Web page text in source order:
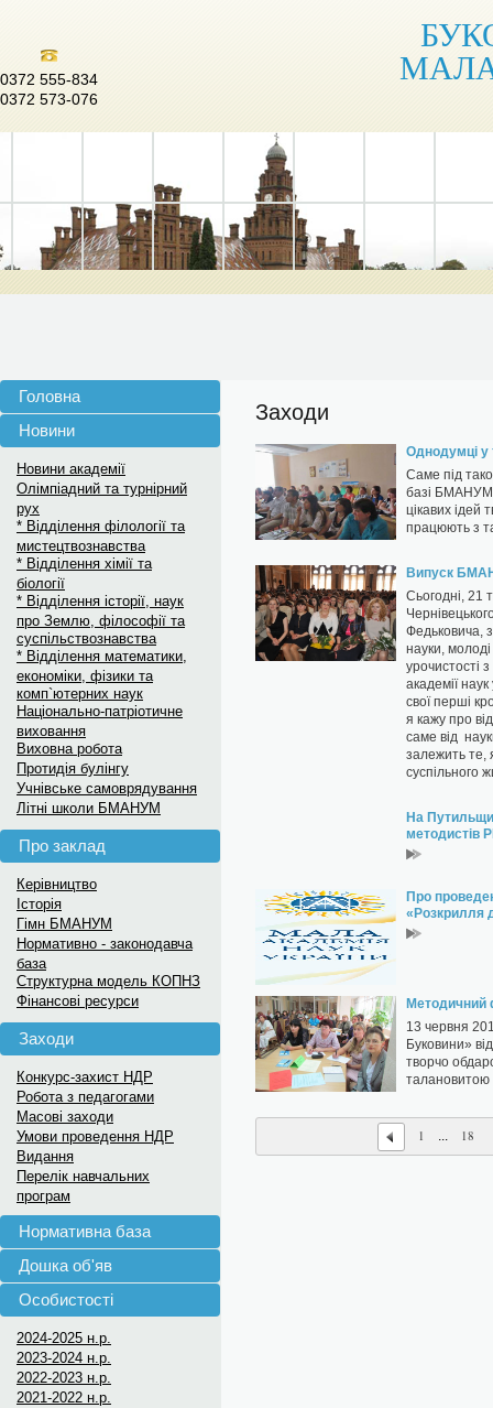
0372 555-834
0372 573-076
Головна
Новини
Новини академії
Олімпіадний та турнірний
рух
* Відділення філології та
мистецтвознавства
* Відділення хімії та
біології
* Відділення історії, наук
про Землю, філософії та
суспільствознавства
* Відділення математики,
економіки, фізики та
комп`ютерних наук
Національно-патріотичне
виховання
Виховна робота
Протидія булінгу
Учнівське самоврядування
Літні школи БМАНУМ
Про заклад
Керівництво
Історія
Гімн БМАНУМ
Нормативно - законодавча
база
Структурна модель КОПНЗ
Фінансові ресурси
Заходи
Конкурс-захист НДР
Робота з педагогами
Масові заходи
Умови проведення НДР
Видання
Перелік навчальних
програм
Нормативна база
Дошка об'яв
Особистості
2024-2025 н.р.
2023-2024 н.р.
2022-2023 н.р.
2021-2022 н.р.
Заходи
Однодумці у
Саме під
базі БМАНУМ
цікавих ідей
працюють з
Випуск
Сьогодні, 21
Федьковича,
науки,
урочистості
академії
свої перші
я кажу про
саме від
залежить те,
суспільного
На
методистів
Про
«Розкрилля
Методичний
13 червня
Буковини»
творчо
талановитою
1 ... 18